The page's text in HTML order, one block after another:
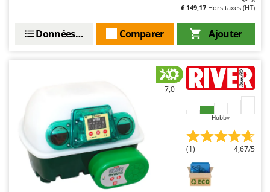
Volpi
Waldner
Weber
€ 149,17 Hors taxes (HT)
Ajouter
Comparer
Données techniques
7,0
Hobby
(1) 4,67/5